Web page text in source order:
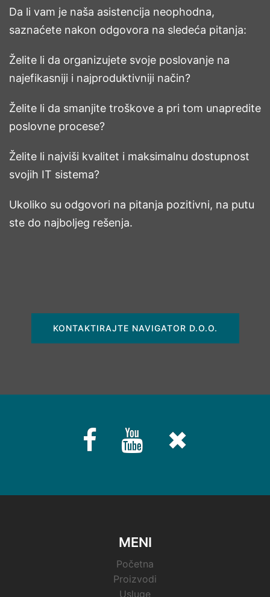
Da li vam je naša asistencija neophodna,
saznaćete nakon odgovora na sledeća pitanja:
Želite li da organizujete svoje poslovanje na
najefikasniji i najproduktivniji način?
Želite li da smanjite troškove a pri tom unapredite
poslovne procese?
Želite li najviši kvalitet i maksimalnu dostupnost
svojih IT sistema?
Ukoliko su odgovori na pitanja pozitivni, na putu
ste do najboljeg rešenja.
KONTAKTIRAJTE NAVIGATOR D.O.O.
Youtube
MENI
Početna
Proizvodi
Usluge